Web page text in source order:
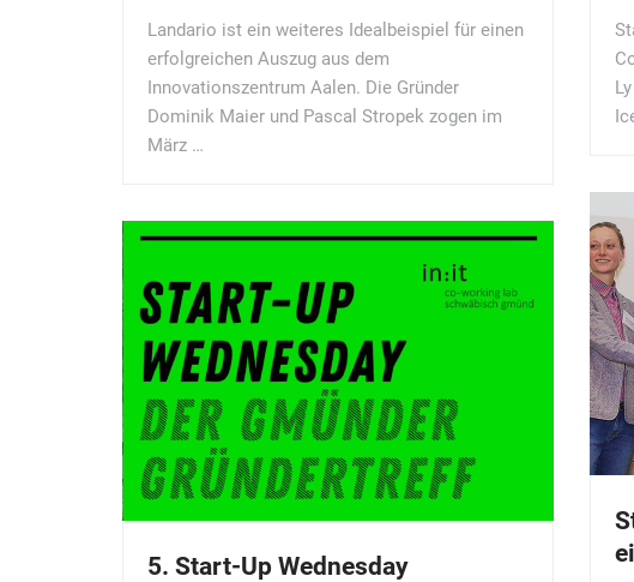
Landario ist ein weiteres Idealbeispiel für einen
erfolgreichen Auszug aus dem
Innovationszentrum Aalen. Die Gründer
Dominik Maier und Pascal Stropek zogen im
März …
5. Start-Up Wednesday